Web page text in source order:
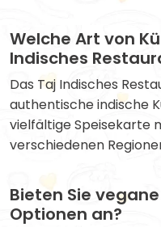
Welche Art von
Indisches
Das Taj Indisches
authentische indische
vielfältige Speisekarte
verschiedenen
Bieten Sie
Optionen an?